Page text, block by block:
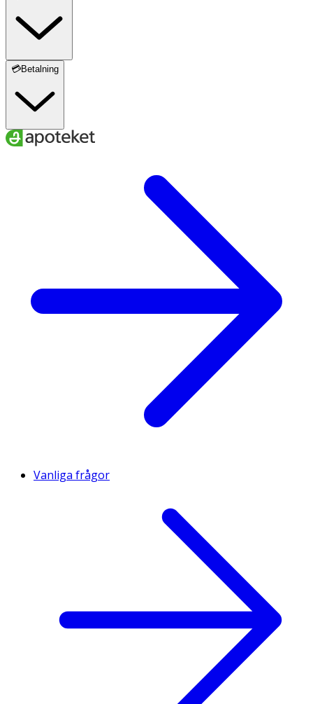
💳Betalning
Vanliga frågor